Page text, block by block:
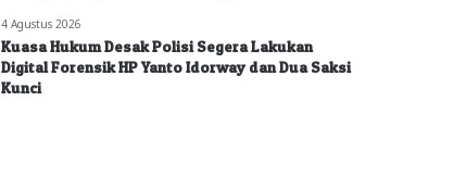
4 Agustus 2026
Kuasa Hukum Desak Polisi Segera Lakukan
Digital Forensik HP Yanto Idorway dan Dua Saksi
Kunci